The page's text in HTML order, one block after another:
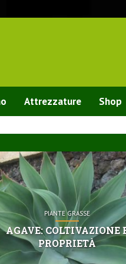
Attrezzature Shop
PIANTE GRASSE
AGAVE: COLTIVAZIONE
PROPRIETÀ